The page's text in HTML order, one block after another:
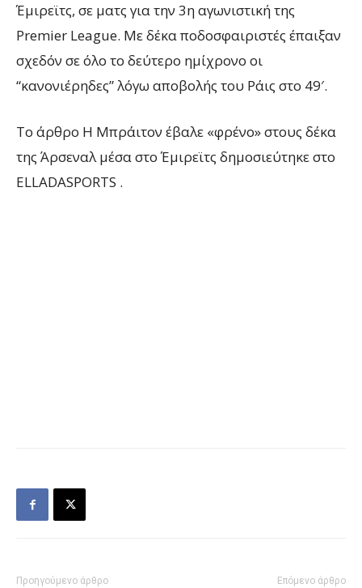
Έμιρεϊτς, σε ματς για την 3η αγωνιστική της
Premier League. Με δέκα ποδοσφαιριστές έπαιξαν
σχεδόν σε όλο το δεύτερο ημίχρονο οι
“κανονιέρηδες” λόγω αποβολής του Ράις στο 49′.
To άρθρο Η Μπράιτον έβαλε «φρένο» στους δέκα
της Άρσεναλ μέσα στο Έμιρεϊτς δημοσιεύτηκε στο
ELLADASPORTS .
Προηγούμενο άρθρο Επόμενο άρθρο